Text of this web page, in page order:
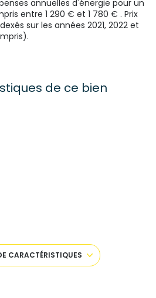
annuelles d'énergie pour un
entre 1 290 € et 1 780 € . Prix
sur les années 2021, 2022 et
de ce bien
CARACTÉRISTIQUES